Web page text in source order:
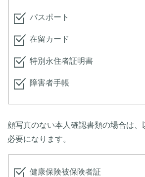
パスポート
在留カード
特別永住者証明書
障害者手帳
顔写真のない本人確認書類の場合は、
必要になります。
健康保険被保険者証